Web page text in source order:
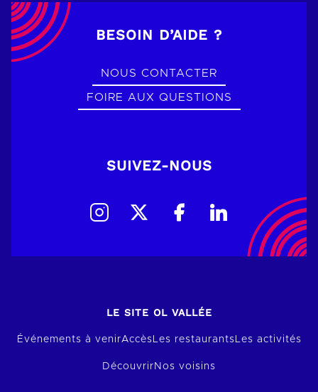
BESOIN D’AIDE ?
NOUS CONTACTER
FOIRE AUX QUESTIONS
SUIVEZ-NOUS
LE SITE OL VALLÉE
Événements à venirAccèsLes restaurantsLes activités
Découvrir Nos voisins